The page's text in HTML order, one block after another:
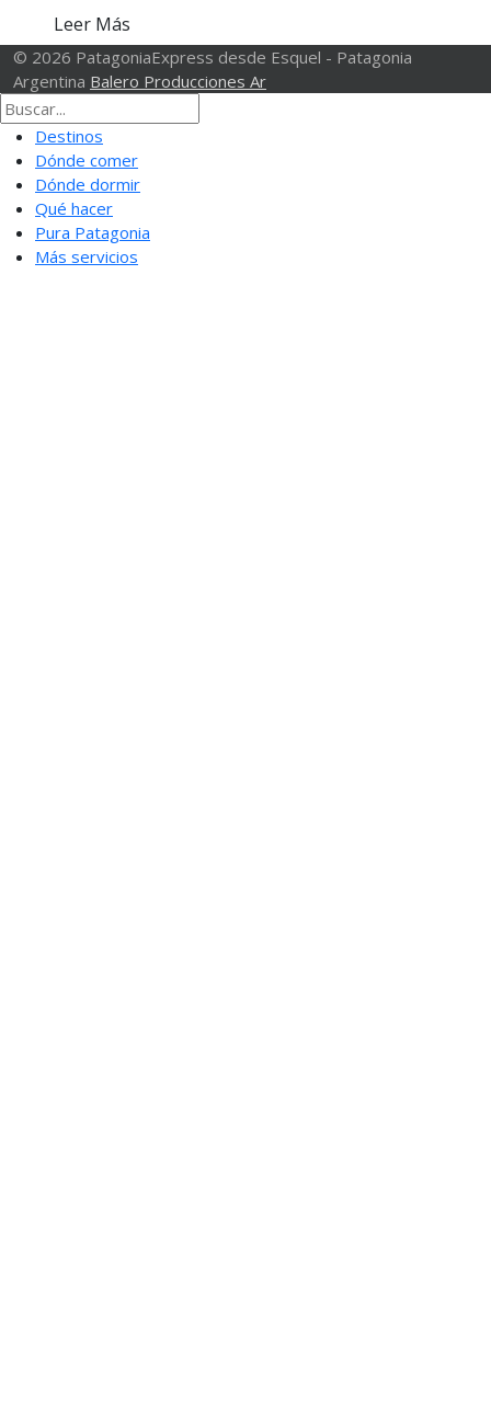
Leer Más
© 2026 PatagoniaExpress desde Esquel - Patagonia
Argentina Balero Producciones Ar
Destinos
Dónde comer
Dónde dormir
Qué hacer
Pura Patagonia
Más servicios